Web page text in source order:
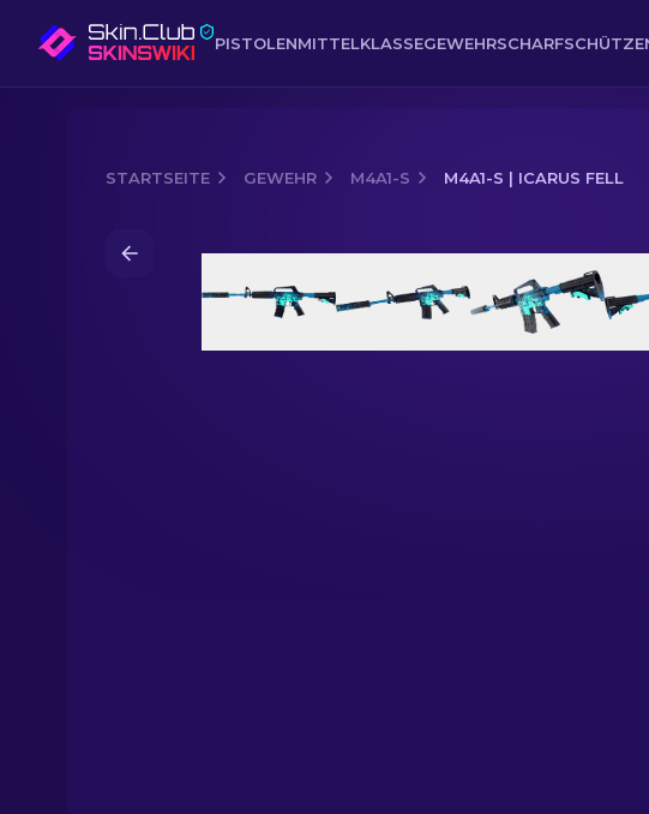
PISTOLENMITTELKLASSEGEWEHR
STARTSEITE GEWEHR M4A1-S M4A1-S | ICARUS FELL